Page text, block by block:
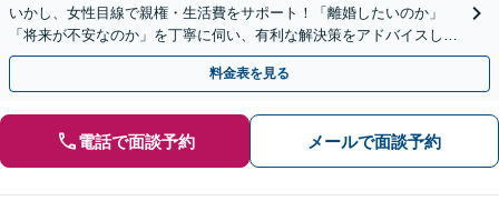
いかし、女性目線で親権・生活費をサポート！「離婚したいのか」
「将来が不安なのか」を丁寧に伺い、有利な解決策をアドバイスしま
す。慰謝料、財産分与、親権など幅広くご相談ください
料金表を見る
電話で面談予約 メールで面談予約